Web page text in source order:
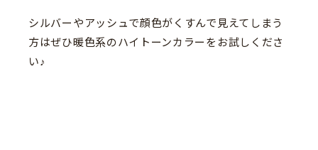
シルバーやアッシュで顔色がくすんで見えてしまう
方はぜひ暖色系のハイトーンカラーをお試しくださ
い♪